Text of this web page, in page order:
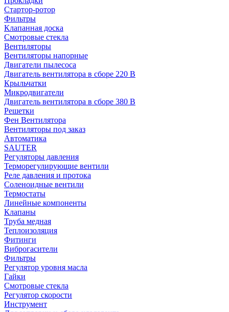
Стартор-ротор
Фильтры
Клапанная доска
Смотровые стекла
Вентиляторы
Вентиляторы напорные
Двигатели пылесоса
Двигатель вентилятора в сборе 220 В
Крыльчатки
Микродвигатели
Двигатель вентилятора в сборе 380 В
Решетки
Фен Вентилятора
Вентиляторы под заказ
Автоматика
SAUTER
Регуляторы давления
Терморегулирующие вентили
Реле давления и протока
Соленоидные вентили
Термостаты
Линейные компоненты
Клапаны
Труба медная
Теплоизоляция
Фитинги
Виброгасители
Фильтры
Регулятор уровня масла
Гайки
Смотровые стекла
Регулятор скорости
Инструмент